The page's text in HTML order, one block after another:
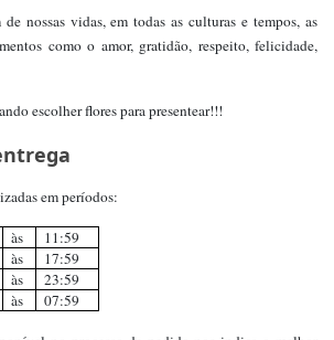
nossas vidas, em todas as culturas e tempos, as
como o amor, gratidão, respeito, felicidade,
escolher flores para presentear!!!
em períodos:
às
11:59
às
17:59
às
23:59
às 07:59